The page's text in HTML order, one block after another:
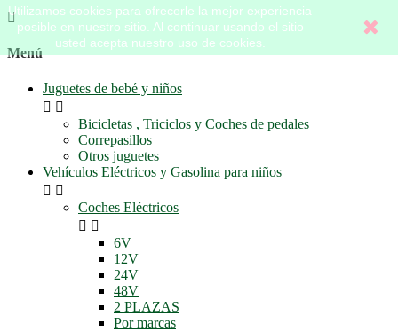
Utilizamos cookies para ofrecerle la mejor experiencia
posible en nuestro sitio. Al continuar usando el sitio
usted acepta nuestro uso de cookies.

Menú
Juguetes de bebé y niños
 
Bicicletas , Triciclos y Coches de pedales
Correpasillos
Otros juguetes
Vehículos Eléctricos y Gasolina para niños
 
Coches Eléctricos
 
6V
12V
24V
48V
2 PLAZAS
Por marcas